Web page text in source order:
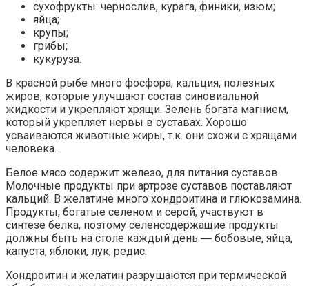
сухофрукты: чернослив, курага, финики, изюм;
яйца;
крупы;
грибы;
кукуруза.
В красной рыбе много фосфора, кальция, полезных
жиров, которые улучшают состав синовиальной
жидкости и укрепляют хрящи. Зелень богата магнием,
который укрепляет нервы в суставах. Хорошо
усваиваются животные жиры, т.к. они схожи с хрящами
человека.
Белое мясо содержит железо, для питания суставов.
Молочные продукты при артрозе суставов поставляют
кальций. В желатине много хондроитина и глюкозамина.
Продукты, богатые селеном и серой, участвуют в
синтезе белка, поэтому селенсодержащие продукты
должны быть на столе каждый день ― бобовые, яйца,
капуста, яблоки, лук, редис.
Хондроитин и желатин разрушаются при термической